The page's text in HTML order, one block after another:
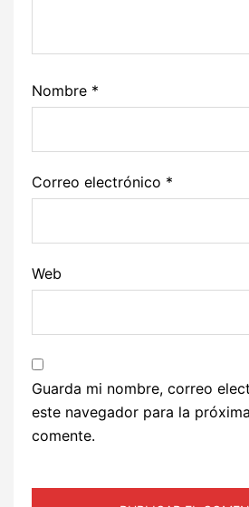
Nombre *
Correo electrónico *
Web
Guarda mi nombre, correo
este navegador para la
comente.